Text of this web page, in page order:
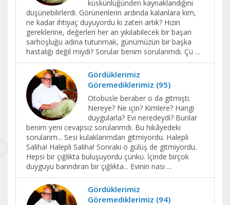
küskünlüğünden kaynaklandığını
düşünebilirlerdi. Görünenlerin ardında kalanlara kim,
ne kadar ihtiyaç duyuyordu ki zaten artık? Hızın
gereklerine, değerleri her an yıkılabilecek bir başarı
sarhoşluğu adına tutunmak, günümüzün bir başka
hastalığı değil miydi? Sorular benim sorularımdı. Çü ...
Gördüklerimiz
Göremediklerimiz (95)
Otobüsle beraber o da gitmişti.
Nereye? Ne için? Kimlere? Hangi
duygularla? Evi neredeydi? Bunlar
benim yeni cevapsız sorularımdı. Bu hikâyedeki
sorularım... Sesi kulaklarımdan gitmiyordu. Halepli
Saliha! Halepli Saliha! Sonraki o gülüş de gitmiyordu.
Hepsi bir çığlıkta buluşuyordu çünkü. İçinde birçok
duyguyu barındıran bir çığlıkta... Evinin nası ...
Gördüklerimiz
Göremediklerimiz (94)